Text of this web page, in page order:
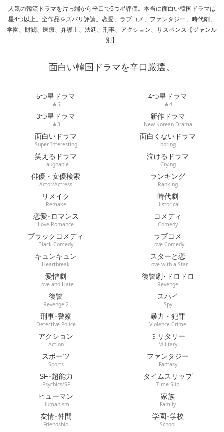
人気の韓流ドラマを片っ端から辛口で5つ星評価。本当に面白い韓国ドラマは
星4つ以上。全作品をズバリ評論。恋愛、ラブコメ、ファンタジー、時代劇、
学園、財閥、医療、弁護士、法廷、刑事、アクション、サスペンス【ジャンル
別】
面白い韓国ドラマを辛口厳選。
5つ星ドラマ
★5
4つ星ドラマ
★4
3つ星ドラマ
★3
新作ドラマ
New Korean Drama
面白いドラマ
Super Interesting
面白くないドラマ
boring
笑えるドラマ
Laughable
泣けるドラマ
Crying
俳優・女優検索
Actor/Actress
ランキング
Ranking
リメイク
Remake
時代劇
Historical
恋愛･ロマンス
Love Romance
コメディ
Comedy
ブラックコメディ
Black Comedy
ラブコメ
Love Comedy
キュンキュン
Heartbreak
スターと恋
Love with a Star
愛憎劇
Love and Hate
復讐劇･ドロドロ
Revenge
復讐
Revenge-2
スパイ
Spy
刑事･警察
Detective Police
暴力・犯罪
Violence Crime
アクション
Action
ミリタリー
Military
スポーツ
Sports
ファンタジー
Fantasy
SF･超能力
Psychics/SF
タイムスリップ
Time Slip
ヒューマン
Humanism
家族
Family
友情･仲間
Friendship
学園･学校
School